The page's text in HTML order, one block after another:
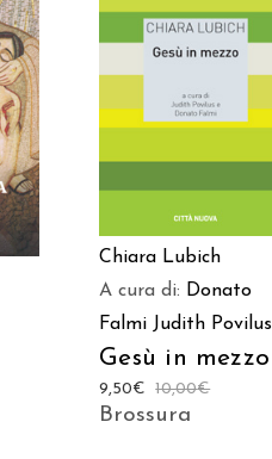
CARRELLO
Chiara Lubich
A cura di: Donato
Falmi Judith Povilus
Gesù in mezzo
10,00€
9,50€
Brossura